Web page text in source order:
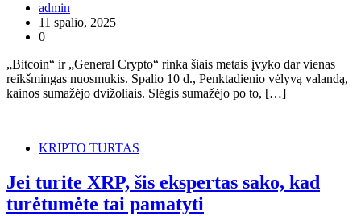
admin
11 spalio, 2025
0
„Bitcoin“ ir „General Crypto“ rinka šiais metais įvyko dar vienas
reikšmingas nuosmukis. Spalio 10 d., Penktadienio vėlyvą valandą,
kainos sumažėjo dvižoliais. Slėgis sumažėjo po to, […]
KRIPTO TURTAS
Jei turite XRP, šis ekspertas sako, kad
turėtumėte tai pamatyti